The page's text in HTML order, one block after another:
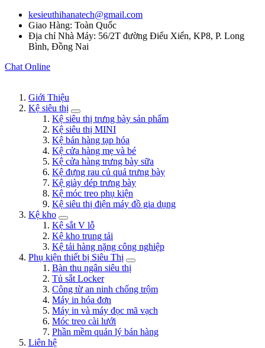
kesieuthihanatech@gmail.com
Giao Hàng: Toàn Quốc
Địa chỉ Nhà Máy: 56/2T đường Điểu Xiển, KP8, P. Long
Bình, Đồng Nai
Chat Online
Giới Thiệu
Kệ siêu thị
Kệ siêu thị trưng bày sản phẩm
Kệ siêu thị MINI
Kệ bán hàng tạp hóa
Kệ cửa hàng mẹ và bé
Kệ cửa hàng trưng bày sữa
Kệ đựng rau củ quả trưng bày
Kệ giày dép trưng bày
Kệ móc treo phụ kiện
Kệ siêu thị điện máy đồ gia dụng
Kệ kho
Kệ sắt V lỗ
Kệ kho trung tải
Kệ tải hàng nặng công nghiệp
Phụ kiện thiết bị Siêu Thị
Bàn thu ngân siêu thị
Tủ sắt Locker
Công từ an ninh chống trộm
Máy in hóa đơn
Máy in và máy đọc mã vạch
Móc treo cài lưới
Phần mềm quản lý bán hàng
Liên hệ